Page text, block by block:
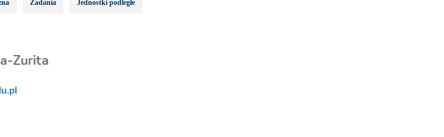
Zadania Jednostki podległe
Zurita